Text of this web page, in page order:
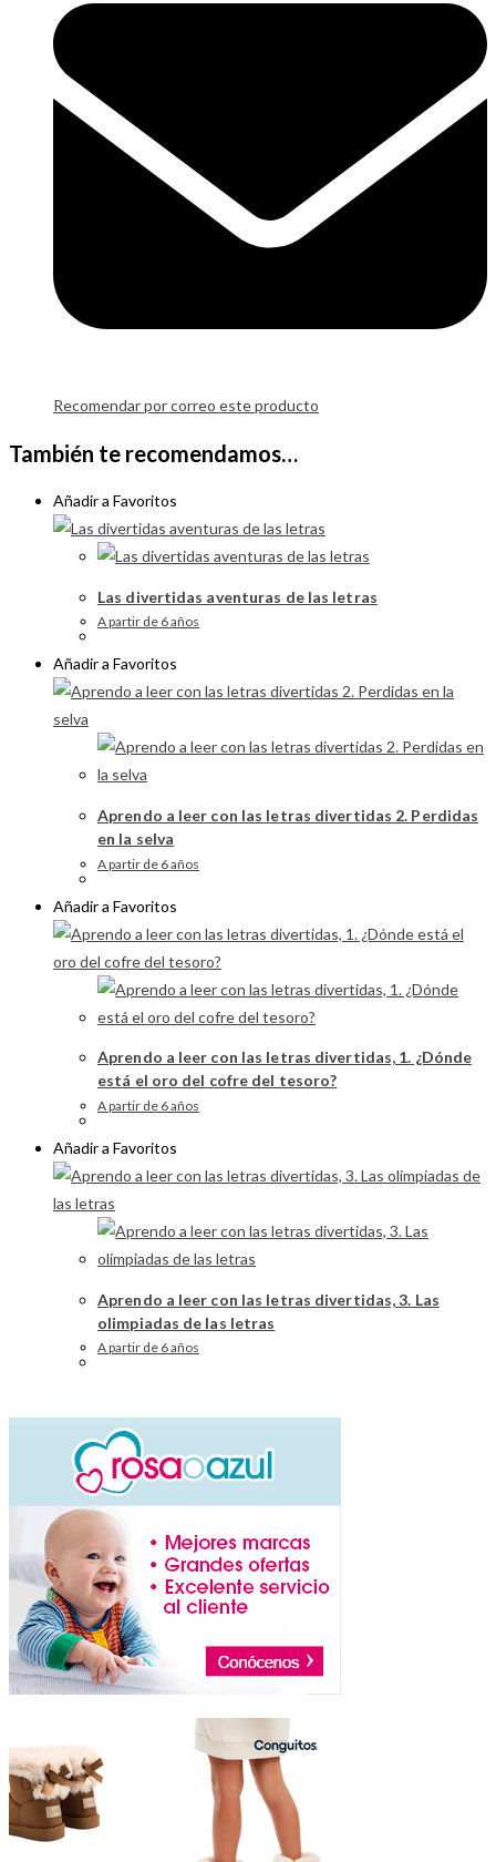
Recomendar por correo este producto
También te recomendamos…
Añadir a Favoritos
Las divertidas aventuras de las letras
A partir de 6 años
Añadir a Favoritos
Aprendo a leer con las letras divertidas 2. Perdidas
en la selva
A partir de 6 años
Añadir a Favoritos
Aprendo a leer con las letras divertidas, 1. ¿Dónde
está el oro del cofre del tesoro?
A partir de 6 años
Añadir a Favoritos
Aprendo a leer con las letras divertidas, 3. Las
olimpiadas de las letras
A partir de 6 años